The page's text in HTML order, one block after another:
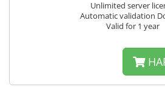
Unlimited server
Automatic validation
Valid for 1 year